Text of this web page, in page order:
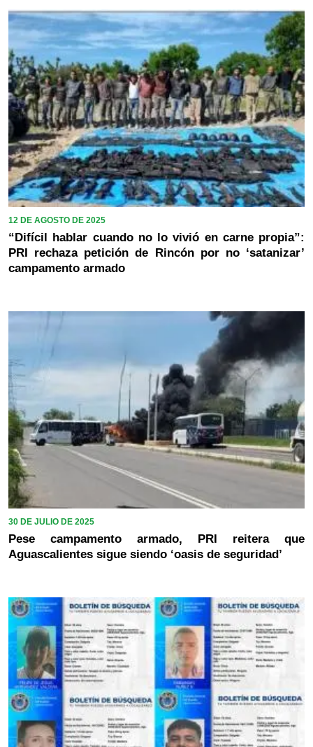
12 DE AGOSTO DE 2025
“Difícil hablar cuando no lo vivió en carne propia”:
PRI rechaza petición de Rincón por no ‘satanizar’
campamento armado
30 DE JULIO DE 2025
Pese campamento armado, PRI reitera que
Aguascalientes sigue siendo ‘oasis de seguridad’